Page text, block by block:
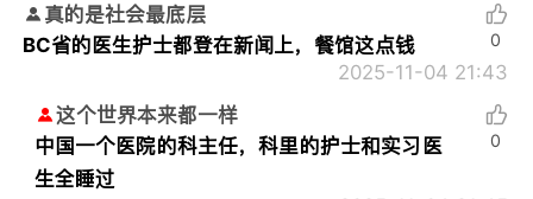
真的是社会最底层
BC省的医生护士都登在新闻上，餐馆这点钱
2025-11-04 21:43
0
这个世界本来都一样
中国一个医院的科主任，科里的护士和实习医
生全睡过
0